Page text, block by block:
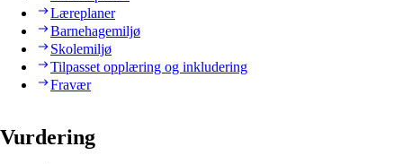
Læreplaner
Barnehagemiljø
Skolemiljø
Tilpasset opplæring og inkludering
Fravær
Vurdering